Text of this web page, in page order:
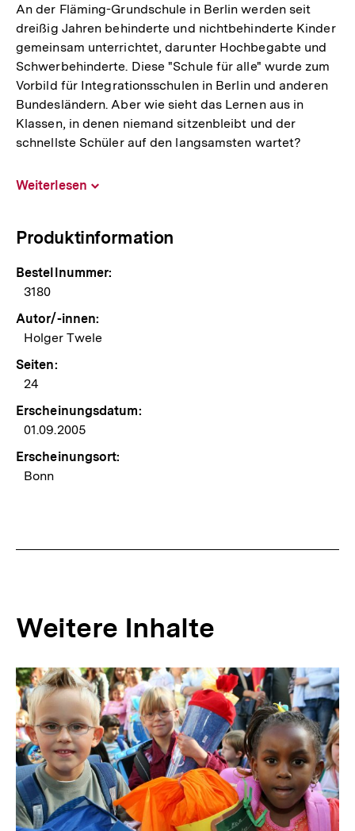
An der Fläming-Grundschule in Berlin werden seit
dreißig Jahren behinderte und nichtbehinderte Kinder
gemeinsam unterrichtet, darunter Hochbegabte und
Schwerbehinderte. Diese "Schule für alle" wurde zum
Vorbild für Integrationsschulen in Berlin und anderen
Bundesländern. Aber wie sieht das Lernen aus in
Klassen, in denen niemand sitzenbleibt und der
schnellste Schüler auf den langsamsten wartet?
Weiterlesen
Produktinformation
Bestellnummer:
3180
Autor/-innen:
Holger Twele
Seiten:
24
Erscheinungsdatum:
01.09.2005
Erscheinungsort:
Bonn
Weitere Inhalte
Inhaltskarousell
für
weitere
Inhalte
Inhaltskarussell
überspringen